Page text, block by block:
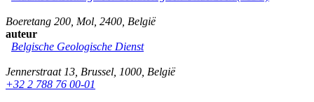
Boeretang 200 Mol 2400 België
auteur
Belgische Geologische Dienst
Jennerstraat 13 Brussel 1000 België
+32 2 788 76 00-01